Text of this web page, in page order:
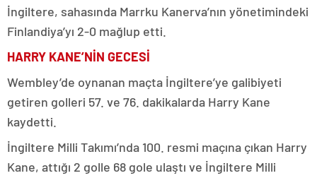
İngiltere, sahasında Marrku Kanerva’nın yönetimindeki
Finlandiya’yı 2-0 mağlup etti.
HARRY KANE’NİN GECESİ
Wembley’de oynanan maçta İngiltere’ye galibiyeti
getiren golleri 57. ve 76. dakikalarda Harry Kane
kaydetti.
İngiltere Milli Takımı’nda 100. resmi maçına çıkan Harry
Kane, attığı 2 golle 68 gole ulaştı ve İngiltere Milli